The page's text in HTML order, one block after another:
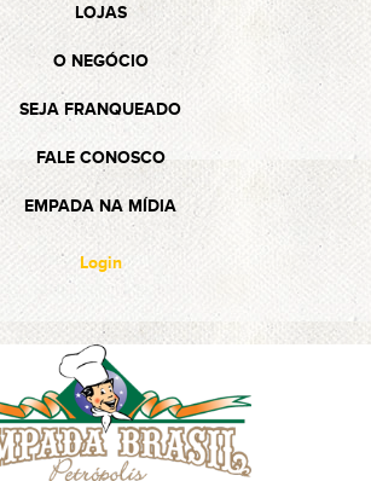
LOJAS
O NEGÓCIO
SEJA FRANQUEADO
FALE CONOSCO
EMPADA NA MÍDIA
Login